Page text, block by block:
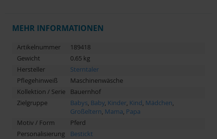
MEHR INFORMATIONEN
Artikelnummer
189418
Gewicht
0.65 kg
Hersteller
Sterntaler
Pflegehinweiß
Maschinenwäsche
Kollektion / Serie
Bauernhof
Zielgruppe
Babys, Baby, Kinder, Kind, Mädchen,
Großeltern, Mama, Papa
Motiv / Form
Pferd
Personalisierung
Bestickt